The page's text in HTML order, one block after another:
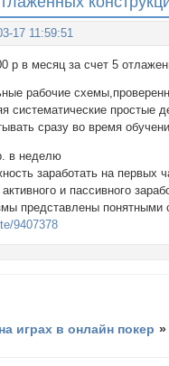
17 11:59:51
р в месяц за счет 5
рабочие
систематические простые
сразу во время
в неделю
заработать на первых
и пассивного
представлены понятными
9407378
играх в онлайн покер